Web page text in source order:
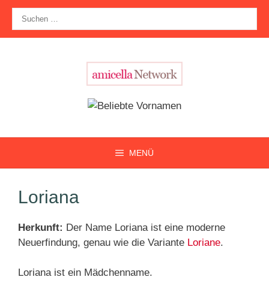
Zum
Inhalt
springen
nach:
MENÜ
Loriana
Herkunft: Der Name Loriana ist eine moderne
Neuerfindung, genau wie die Variante Loriane.
Loriana ist ein Mädchenname.